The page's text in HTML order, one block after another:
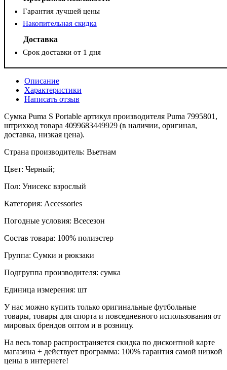
Гарантия лучшей цены
Накопительная скидка
Доставка
Срок доставки от 1 дня
Описание
Характеристики
Написать отзыв
Сумка Puma S Portable артикул производителя Puma 7995801,
штрихкод товара 4099683449929 (в наличии, оригинал,
доставка, низкая цена).
Страна производитель: Вьетнам
Цвет: Черный;
Пол: Унисекс взрослый
Категория: Accessories
Погодные условия: Всесезон
Состав товара: 100% полиэстер
Группа: Сумки и рюкзаки
Подгруппа производителя: сумка
Единица измерения: шт
У нас можно купить только оригинальные футбольные
товары, товары для спорта и повседневного использования от
мировых брендов оптом и в розницу.
На весь товар распространяется скидка по дисконтной карте
магазина + действует программа: 100% гарантия самой низкой
цены в интернете!